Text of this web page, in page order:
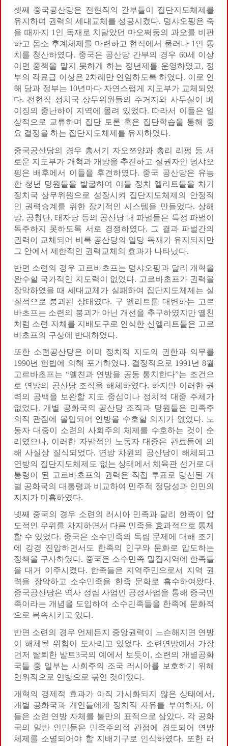
셋째 중국공산당은 전현직의 간부들이 집단지도체제를
유지하며 권력의 세대교체를 성공시켰다. 덩샤오핑은 죽
을 때까지 1인 독재로 치달았던 마오쩌둥의 과오를 비판
하고 몸소 후계체제를 마련하고 현직에서 물러나 1인 통
치를 청산하였다. 중국은 공산당 간부의 경우 60세 이상
이면 중책을 맡지 못하게 하는 정년제를 운영하였고, 정
부의 각료급 이상은 2차례만 연임하도록 하였다. 이로 인
해 당과 정부는 10년마다 자연스럽게 지도부가 교체되었
다. 전현직 정치국 상무위원들의 주거지와 사무실이 베
이징의 중난하이 지역에 몰려 있었다. 따라서 이들은 일
상적으로 교류하며 집단 토론 혹은 집단학습을 통해 중
요 결정을 하는 집단지도체제를 유지하였다.
중국공산당의 경우 총서기 자오쯔양과 총리 리펑 등 새
로운 지도부가 개혁과 개방을 추진하고 실권자인 덩샤오
핑은 배후에서 이들을 후견하였다. 중국 공산당은 유능
한 청년 당원들을 발굴하여 이들 정치 엘리트들을 차기
정치국 상무위원으로 성장시켜 집단지도체제의 안정적
인 권력승계를 위한 장기적인 시스템을 만들었다. 상해
방, 공청단, 태자당 등의 공산당 내 파벌들은 특정 파벌이
독주하지 못하도록 서로 경쟁하였다. 그 결과 파벌간의
권력이 교체되어 비록 공산당의 일당 독재가 유지되지만
그 안에서 제한적인 권력교체의 효과가 나타났다.
반면 소련의 경우 고르바초프는 덩샤오핑과 달리 개혁을
완수할 국가적인 지도력이 없었다. 고르바초프가 권력을
장악하였을 때 세대교체가 실패하여 집단지도체제는 실
질적으로 붕괴된 상태였다. 구 엘리트를 대변하는 고르
바초프는 소련의 붕괴가 아닌 개선을 추구하였지만 옐친
처럼 소련 자체를 지배도구로 인식한 신엘리트들은 고르
바초프의 구상에 반대하였다.
또한 소련공산당은 이미 정치적 지도의 권한과 의무를
1990년 헌법에 의해 포기하였다. 결정적으로 1991년 8월
고르바초프는 “옐친과 연방을 공동 통치한다”는 조건으
로 연방의 공산당 조직을 해체하였다. 하지만 이러한 권
력의 공백을 보완할 지도 중심이나 정치적 대중 주체가
없었다. 개별 공화국의 공산당 조직과 당원들은 민족주
의적 관점에 몰입되어 연방을 수호할 의지가 없었다. 노
동자 대중이 소련의 사회주의 체제를 수호하는 것이 순
리였으나, 이러한 자발적인 노동자 대중은 관료들에 의
해 사실상 질식되었다. 연방 차원의 공산당이 해체되고
연방의 집단지도체제도 없는 상태에서 체육관 선거로 대
통령이 된 고르바초프의 권력은 직접 투표로 당선된 개
별 공화국의 대통령과 비교하여 민주적 정당성과 인민의
지지가 미흡하였다.
넷째 중국의 경우 소련의 러시아 민족과 달리 한족이 압
도적인 우위를 차지하면서 다른 민족을 효과적으로 통제
할 수 있었다. 중국은 소수민족의 독립 문제에 대해 조기
에 강경 진압하면서도 한족의 인구와 문화로 압도하는
정책을 구사하였다. 중국은 소수민족 밀집지역에 한족들
을 대거 이주시켰다. 한족들은 지역주민으로서 지역 권
력을 장악하고 소수민족을 한족 문화로 흡수하여왔다.
중국공산당은 역사 정립 사업인 공정사업을 통해 중국민
족이라는 개념을 도입하여 소수민족들을 한족에 문화적
으로 복속시키고 있다.
반면 소련의 경우 언제든지 중앙권력이 느슨해지면 연방
이 해체될 위험이 도사리고 있었다. 소련연방에서 가장
먼저 탈퇴한 발트3국의 예에서 보듯이, 소련의 개별공화
국들 중 일부는 사회주의 조국 러시아를 보호하기 위해
인위적으로 연방으로 묶인 것이었다.
개혁의 경제적 효과가 아직 가시화되지 않은 상태에서,
개별 공화국과 개인들에게 정치적 자유를 부여하자, 이
들은 소련 연방 자체를 불만의 표적으로 삼았다. 각 공화
국의 일반 인민들은 민족주의적 관점에 경도되어 연방
체제를 소멸되어야 할 지배기구로 인식하였다. 또한 러